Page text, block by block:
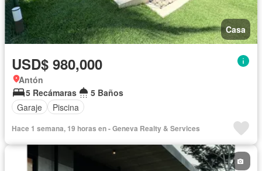
Casa
USD$ 980,000
Antón
5 Recámaras
5 Baños
Garaje
Piscina
Hace 1 semana, 19 horas en - Geneva Realty & Services